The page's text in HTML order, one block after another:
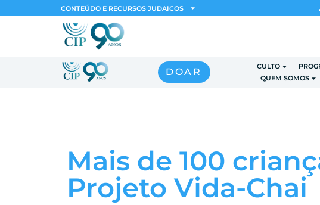
CONTEÚDO E RECURSOS JUDAICOS
DOAR CULTO
QUEM SOMOS
Mais de 100
Projeto Vida-Chai